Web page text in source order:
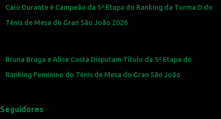
Caio Durante é Campeão da 5ª Etapa do Ranking da Turma D do
Tênis de Mesa do Gran São João 2026
Bruna Braga e Alice Costa Disputam Título da 5ª Etapa do
Ranking Feminino do Tênis de Mesa do Gran São João
Seguidores